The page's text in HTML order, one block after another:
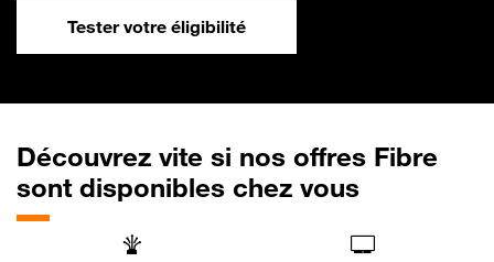
Tester votre éligibilité
Découvrez vite si nos offres Fibre
sont disponibles chez vous